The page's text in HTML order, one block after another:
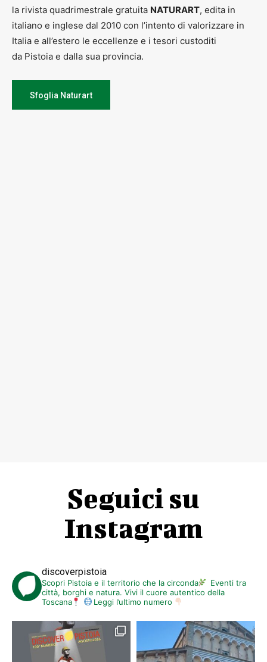
la rivista quadrimestrale gratuita NATURART, edita in
italiano e inglese dal 2010 con l’intento di valorizzare in
Italia e all’estero le eccellenze e i tesori custoditi
da Pistoia e dalla sua provincia.
Sfoglia Naturart
Seguici su
Instagram
discoverpistoia
Scopri Pistoia e il territorio che la circonda
Eventi tra
città, borghi e natura. Vivi il cuore autentico della
Toscana
Leggi l’ultimo numero